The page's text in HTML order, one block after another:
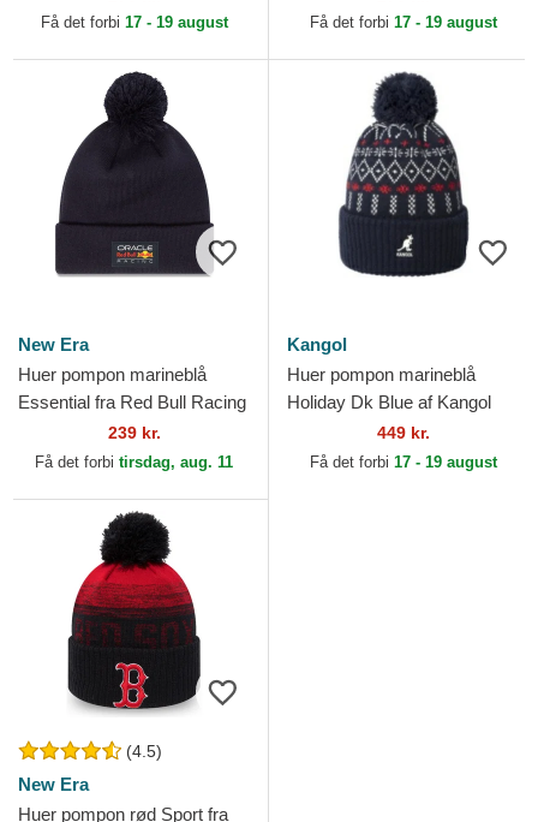
af New Era
Få det forbi 17 - 19 august Få det forbi 17 - 19 august
New Era
Huer pompon marineblå
Essential fra Red Bull Racing
Formula 1 af New Era
239 kr.
Få det forbi tirsdag, aug. 11
Kangol
Huer pompon marineblå
Holiday Dk Blue af Kangol
449 kr.
Få det forbi 17 - 19 august
(4.5)
New Era
Huer pompon rød Sport fra